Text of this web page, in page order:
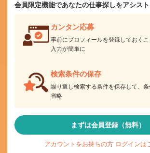
会員限定機能であなたの仕事探しをアシスト
カンタン応募
事前にプロフィールを登録しておく
入力が簡単に
検索条件の保存
繰り返し検索する条件を保存して、
省略
まずは会員登録（無料）
アカウントをお持ちの方 ログインは